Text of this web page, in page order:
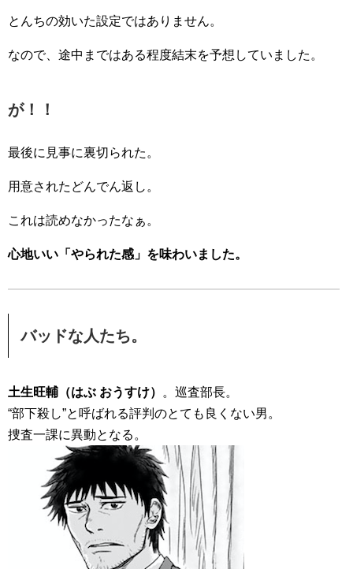
とんちの効いた設定ではありません。
なので、途中まではある程度結末を予想していました。
が！！
最後に見事に裏切られた。
用意されたどんでん返し。
これは読めなかったなぁ。
心地いい「やられた感」を味わいました。
バッドな人たち。
土生旺輔（はぶ おうすけ）
。巡査部長。
“部下殺し”と呼ばれる評判のとても良くない男。
捜査一課に異動となる。